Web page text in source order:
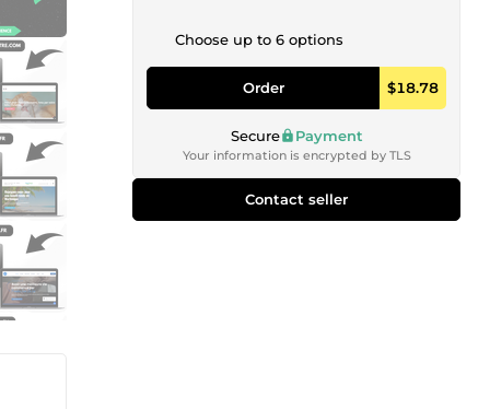
Choose up to 6 options
Order $18.78
Secure Payment
Your information is encrypted by TLS
Contact seller